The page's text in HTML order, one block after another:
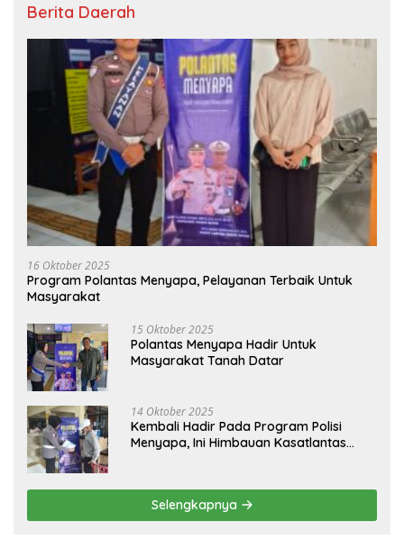
Berita Daerah
16 Oktober 2025
Program Polantas Menyapa, Pelayanan Terbaik Untuk
Masyarakat
15 Oktober 2025
Polantas Menyapa Hadir Untuk
Masyarakat Tanah Datar
14 Oktober 2025
Kembali Hadir Pada Program Polisi
Menyapa, Ini Himbauan Kasatlantas
Selengkapnya